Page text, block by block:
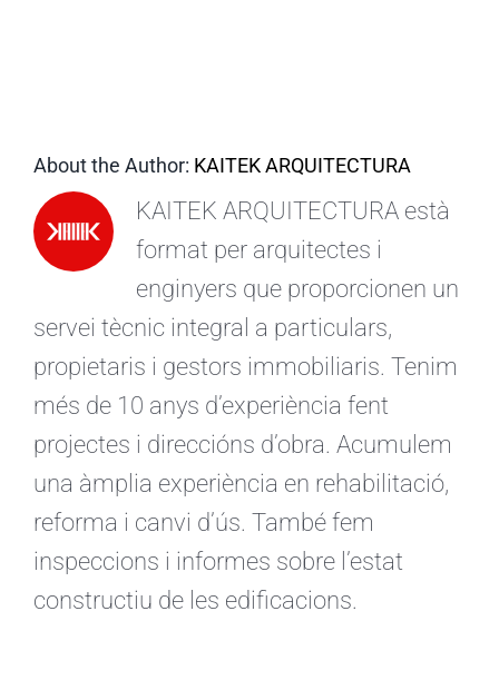
About the Author: KAITEK ARQUITECTURA
KAITEK ARQUITECTURA està
format per arquitectes i
enginyers que proporcionen un
servei tècnic integral a particulars,
propietaris i gestors immobiliaris. Tenim
més de 10 anys d’experiència fent
projectes i direccións d’obra. Acumulem
una àmplia experiència en rehabilitació,
reforma i canvi d’ús. També fem
inspeccions i informes sobre l’estat
constructiu de les edificacions.